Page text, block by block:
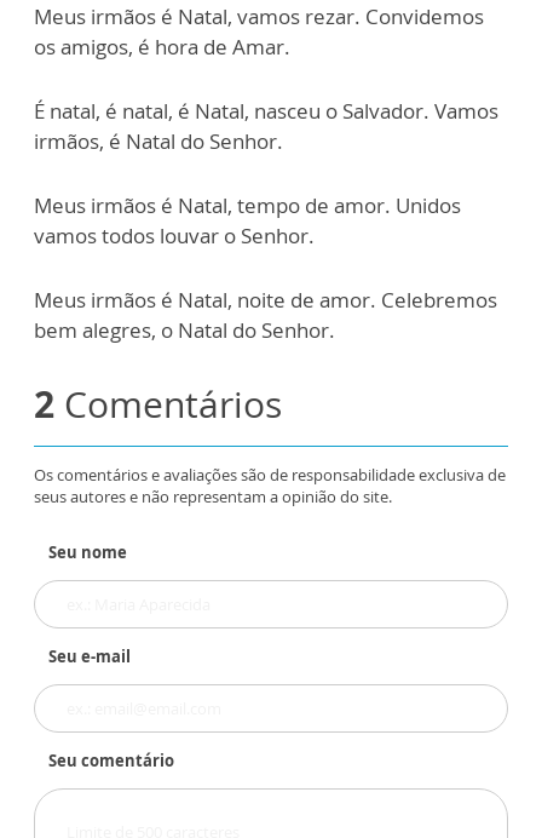
Meus irmãos é Natal, vamos rezar. Convidemos
os amigos, é hora de Amar.
É natal, é natal, é Natal, nasceu o Salvador. Vamos
irmãos, é Natal do Senhor.
Meus irmãos é Natal, tempo de amor. Unidos
vamos todos louvar o Senhor.
Meus irmãos é Natal, noite de amor. Celebremos
bem alegres, o Natal do Senhor.
2 Comentários
Os comentários e avaliações são de responsabilidade exclusiva de
seus autores e não representam a opinião do site.
Seu nome
Seu e-mail
Seu comentário